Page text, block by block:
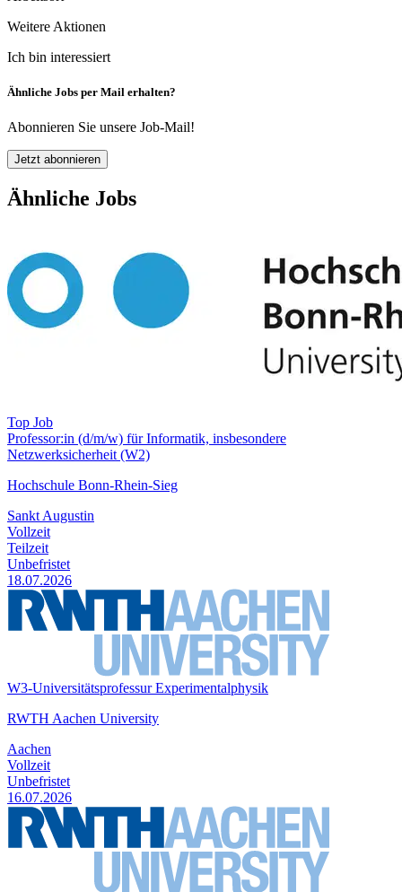
Weitere Aktionen
Ich bin interessiert
Ähnliche Jobs per Mail erhalten?
Abonnieren Sie unsere Job-Mail!
Jetzt abonnieren
Ähnliche Jobs
Top Job
Professor:in (d/m/w) für Informatik, insbesondere
Netzwerksicherheit (W2)
Hochschule Bonn-Rhein-Sieg
Sankt Augustin
Vollzeit
Teilzeit
Unbefristet
18.07.2026
W3-Universitätsprofessur Experimentalphysik
RWTH Aachen University
Aachen
Vollzeit
Unbefristet
16.07.2026